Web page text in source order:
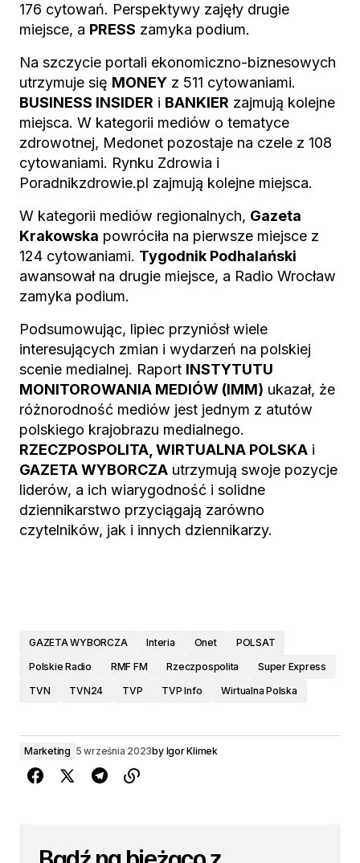
176 cytowań. Perspektywy zajęły drugie
miejsce, a PRESS zamyka podium.
Na szczycie portali ekonomiczno-biznesowych
utrzymuje się MONEY z 511 cytowaniami.
BUSINESS INSIDER i BANKIER zajmują kolejne
miejsca. W kategorii mediów o tematyce
zdrowotnej, Medonet pozostaje na czele z 108
cytowaniami. Rynku Zdrowia i
Poradnikzdrowie.pl zajmują kolejne miejsca.
W kategorii mediów regionalnych, Gazeta
Krakowska powróciła na pierwsze miejsce z
124 cytowaniami. Tygodnik Podhalański
awansował na drugie miejsce, a Radio Wrocław
zamyka podium.
Podsumowując, lipiec przyniósł wiele
interesujących zmian i wydarzeń na polskiej
scenie medialnej. Raport INSTYTUTU
MONITOROWANIA MEDIÓW (IMM) ukazał, że
różnorodność mediów jest jednym z atutów
polskiego krajobrazu medialnego.
RZECZPOSPOLITA, WIRTUALNA POLSKA i
GAZETA WYBORCZA utrzymują swoje pozycje
liderów, a ich wiarygodność i solidne
dziennikarstwo przyciągają zarówno
czytelników, jak i innych dziennikarzy.
GAZETA WYBORCZA Interia Onet
POLSAT
Polskie Radio
RMF FM Rzeczpospolita
Super Express
TVN
TVN24 TVP TVP Info Wirtualna Polska
Marketing 5 września 2023by Igor Klimek